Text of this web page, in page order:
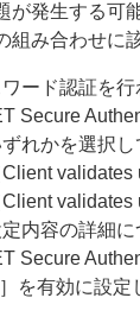
が発生する可
組み合わせに
ード認証を
Secure
れかを選択し
Client validates
Client
内容の詳細に
Secure
を有効に設定